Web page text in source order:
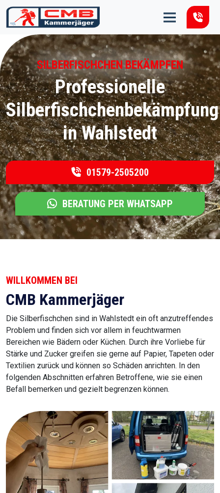
Zum Inhalt springen
SILBERFISCHCHEN BEKÄMPFEN
Professionelle
Silberfischchenbekämpfung
in Wahlstedt
01579-2505200
BERATUNG PER WHATSAPP
WILLKOMMEN BEI
CMB Kammerjäger
Die Silberfischchen sind in Wahlstedt ein oft anzutreffendes
Problem und finden sich vor allem in feuchtwarmen
Bereichen wie Bädern oder Küchen. Durch ihre Vorliebe für
Stärke und Zucker greifen sie gerne auf Papier, Tapeten oder
Textilien zurück und können so Schäden anrichten. In den
folgenden Abschnitten erfahren Betroffene, wie sie einen
Befall bemerken und gezielt begrenzen können.